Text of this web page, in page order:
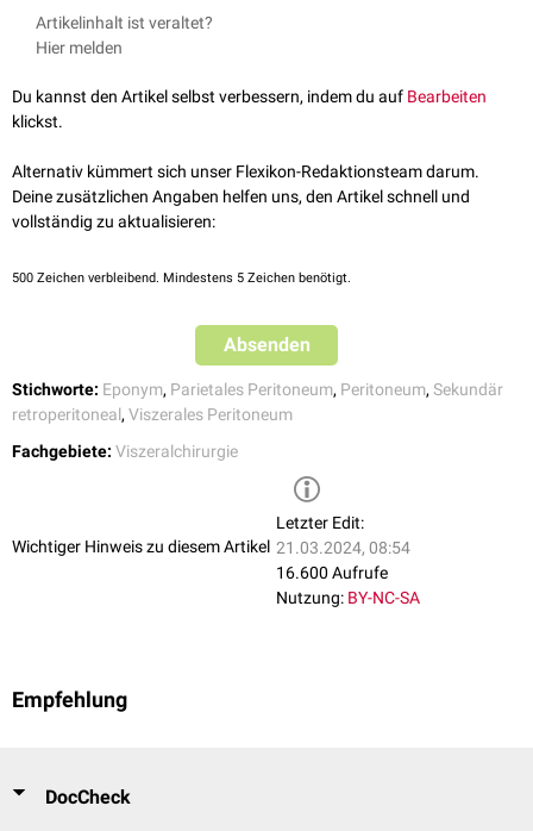
Die Toldt-Faszie ist sichtbar als weißliche Linie (
Viszeralchirurgie
angelegten Verdauungsorgane
. Diese kann man im Zuge der
Präparation
entlang der Toldt-Linie stumpf von der
Artikelinhalt ist veraltet?
Hier melden
Du kannst den Artikel selbst verbessern, indem du auf Bearbeiten
klickst.
Alternativ kümmert sich unser Flexikon-Redaktionsteam darum.
Deine zusätzlichen Angaben helfen uns, den Artikel schnell und
vollständig zu aktualisieren:
500 Zeichen verbleibend. Mindestens 5 Zeichen benötigt.
Absenden
Stichworte: Eponym, Parietales Peritoneum, Peritoneum, Sekundär
retroperitoneal, Viszerales Peritoneum
Fachgebiete: Viszeralchirurgie
Wichtiger Hinweis zu diesem Artikel
Letzter Edit:
21.03.2024, 08:54
16.600 Aufrufe
Nutzung: BY-NC-SA
Empfehlung
DocCheck